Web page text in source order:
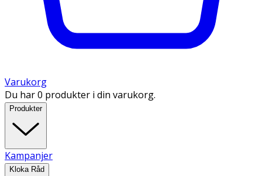
Varukorg
Du har 0 produkter i din varukorg.
Produkter
Kampanjer
Kloka Råd